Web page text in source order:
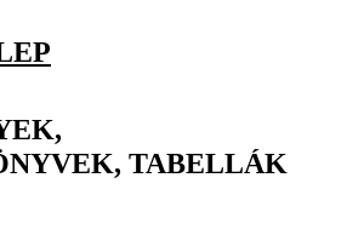
TABELLÁK